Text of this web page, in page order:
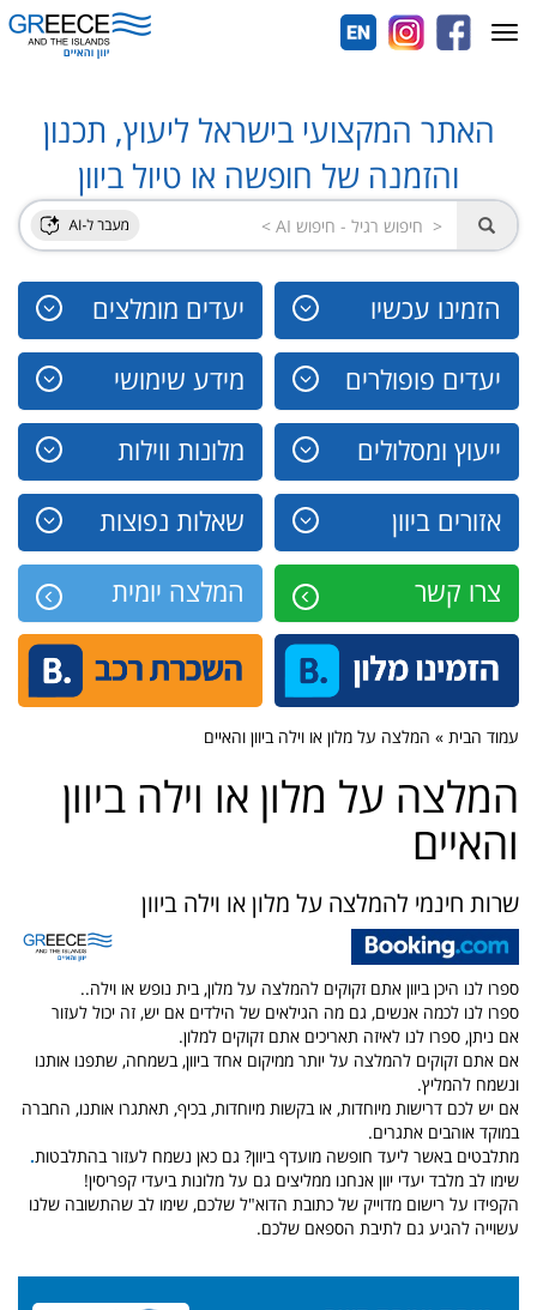
האתר המקצועי בישראל ליעוץ, תכנון
והזמנה של חופשה או טיול ביוון
הזמינו עכשיו יעדים מומלצים
יעדים פופולרים מידע שימושי
ייעוץ ומסלולים מלונות ווילות
אזורים ביוון שאלות נפוצות
צרו קשר המלצה יומית
Toggle
navigation
עמוד הבית » המלצה על מלון או וילה ביוון והאיים
המלצה על מלון או וילה ביוון
והאיים
שרות חינמי להמלצה על מלון או וילה ביוון
ספרו לנו היכן ביוון אתם זקוקים להמלצה על מלון, בית נופש או וילה..
ספרו לנו לכמה אנשים, גם מה הגילאים של הילדים אם יש, זה יכול לעזור
אם ניתן, ספרו לנו לאיזה תאריכים אתם זקוקים למלון.
אם אתם זקוקים להמלצה על יותר ממיקום אחד ביוון, בשמחה, שתפנו אותנו
ונשמח להמליץ.
אם יש לכם דרישות מיוחדות, או בקשות מיוחדות, בכיף, תאתגרו אותנו, החברה
במוקד אוהבים אתגרים.
מתלבטים באשר ליעד חופשה מועדף ביוון? גם כאן נשמח לעזור בהתלבטות.
שימו לב מלבד יעדי יוון אנחנו ממליצים גם על מלונות ביעדי קפריסין!
הקפידו על רישום מדוייק של כתובת הדוא"ל שלכם, שימו לב שהתשובה שלנו
עשוייה להגיע גם לתיבת הספאם שלכם.